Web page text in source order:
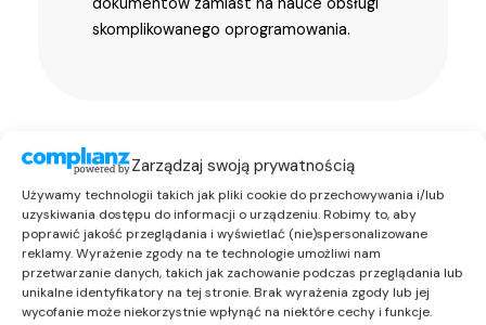
Zarządzaj swoją prywatnością
Używamy technologii takich jak pliki cookie do przechowywania i/lub
uzyskiwania dostępu do informacji o urządzeniu. Robimy to, aby
poprawić jakość przeglądania i wyświetlać (nie)spersonalizowane
reklamy. Wyrażenie zgody na te technologie umożliwi nam
przetwarzanie danych, takich jak zachowanie podczas przeglądania lub
unikalne identyfikatory na tej stronie. Brak wyrażenia zgody lub jej
wycofanie może niekorzystnie wpłynąć na niektóre cechy i funkcje.
skomplikowanego oprogramowania.